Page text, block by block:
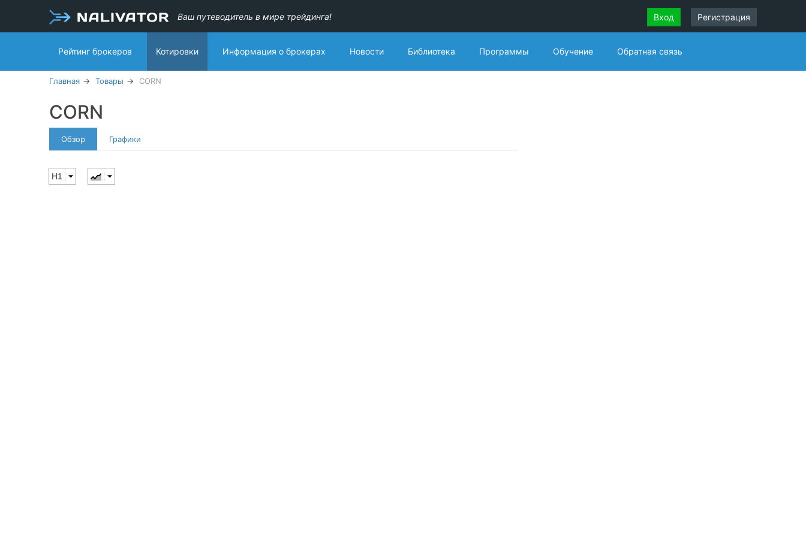
Ваш путеводитель в мире трейдинга! Вход Регистрация
Рейтинг брокеров Котировки Информация о брокерах Новости Библиотека Программы Обучение Обратная связь
Главная Товары CORN
CORN
Обзор Графики
H1